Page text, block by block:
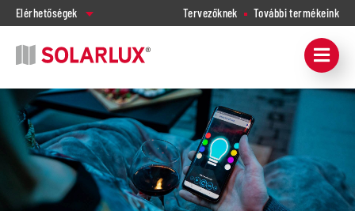
Elérhetőségek Tervezőknek További termékeink